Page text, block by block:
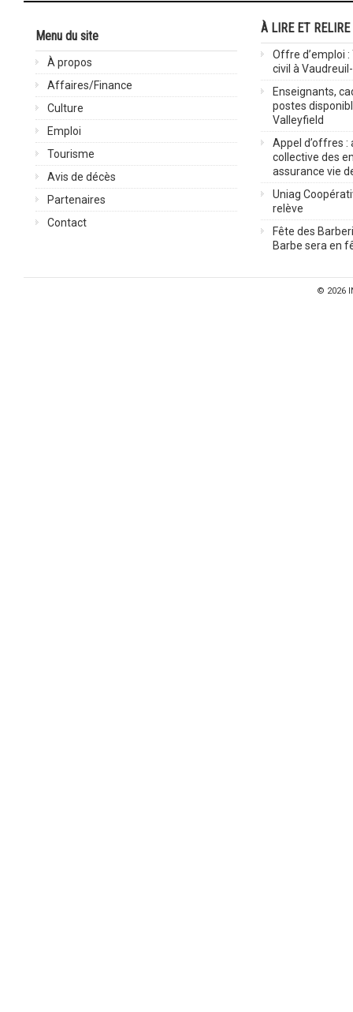
Menu du site
À propos
Affaires/Finance
Culture
Emploi
Tourisme
Avis de décès
Partenaires
Contact
À LIRE ET RELIRE
Offre d’emploi
civil à
Enseignants,
postes
Valleyfield
Appel d’offres :
collective des
assurance vie
Uniag
relève
Fête des
Barbe sera en
© 2026